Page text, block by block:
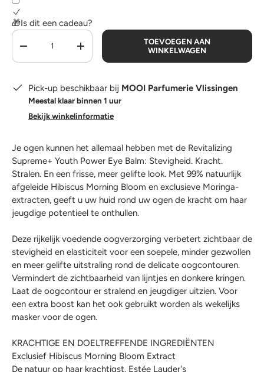
🎁Is dit een cadeau?
Aantal
-
+
TOEVOEGEN AAN
WINKELWAGEN
Pick-up beschikbaar bij MOOI Parfumerie Vlissingen
Meestal klaar binnen 1 uur
Bekijk winkelinformatie
Je ogen kunnen het allemaal hebben met de Revitalizing
Supreme+ Youth Power Eye Balm: Stevigheid. Kracht.
Stralen. En een frisse, meer gelifte look. Met 99% natuurlijk
afgeleide Hibiscus Morning Bloom en exclusieve Moringa-
extracten, geeft u uw huid rond uw ogen de kracht om haar
jeugdige potentieel te onthullen.
Deze rijkelijk voedende oogverzorging verbetert zichtbaar de
stevigheid en elasticiteit voor een soepele, minder gezwollen
en meer gelifte uitstraling rond de delicate oogcontouren.
Vermindert de zichtbaarheid van lijntjes en donkere kringen.
Laat de oogcontour er stralend en jeugdiger uitzien. Voor
een extra boost kan het ook gebruikt worden als wekelijks
masker voor de ogen.
KRACHTIGE EN DOELTREFFENDE INGREDIËNTEN
Exclusief Hibiscus Morning Bloom Extract
De natuur op haar krachtigst. Estée Lauder's